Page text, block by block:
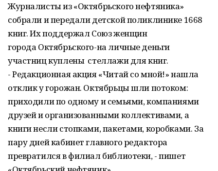
Журналисты из «Октябрьского нефтяника»
собрали и передали детской поликлинике 1668
книг. Их поддержал Союз женщин
города Октябрьского-на личные деньги
участниц куплены стеллажи для книг.
- Редакционная акция «Читай со мной!» нашла
отклик у горожан. Октябрьцы шли потоком:
приходили по одному и семьями, компаниями
друзей и организованными коллективами, а
книги несли стопками, пакетами, коробками. За
пару дней кабинет главного редактора
превратился в филиал библиотеки, - пишет